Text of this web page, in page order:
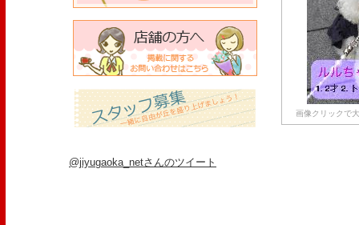
画像クリックで
@jiyugaoka_netさんのツイート